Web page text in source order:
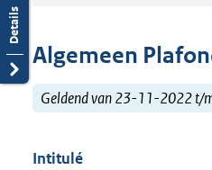
Algemeen
Geldend van 23-11-2022 t/
Intitulé